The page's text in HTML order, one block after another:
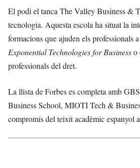
El podi el tanca The Valley Business &
tecnologia. Aquesta escola ha situat la
formacions que ajuden els professionals
Exponential Technologies for Businesso
professionals del dret.
La llista de Forbes es completa amb
Business School, MIOTI Tech &
compromís del teixit acadèmic espanyol